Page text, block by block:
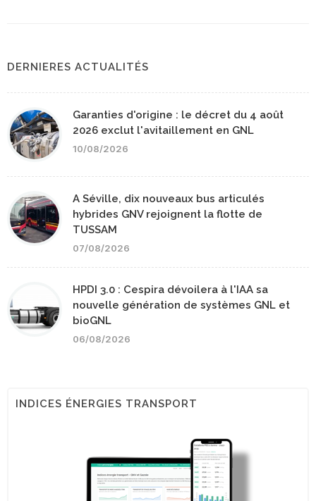
DERNIERES ACTUALITÉS
Garanties d'origine : le décret du 4 août
2026 exclut l'avitaillement en GNL
10/08/2026
A Séville, dix nouveaux bus articulés
hybrides GNV rejoignent la flotte de
TUSSAM
07/08/2026
HPDI 3.0 : Cespira dévoilera à l'IAA sa
nouvelle génération de systèmes GNL et
bioGNL
06/08/2026
INDICES ÉNERGIES TRANSPORT